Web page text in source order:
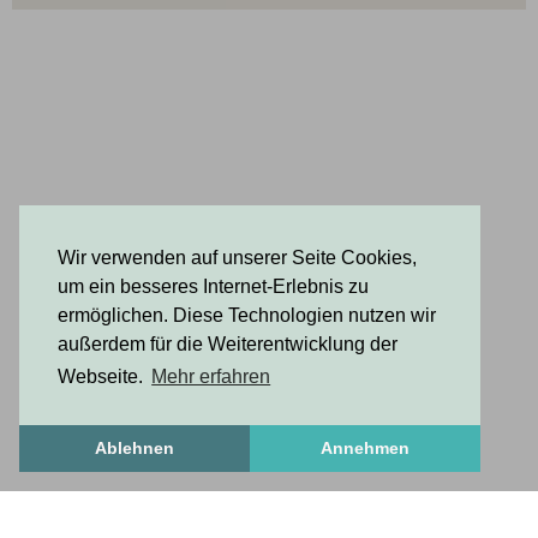
Wir verwenden auf unserer Seite Cookies,
um ein besseres Internet-Erlebnis zu
ermöglichen. Diese Technologien nutzen wir
außerdem für die Weiterentwicklung der
Webseite. Mehr erfahren
Ablehnen Annehmen